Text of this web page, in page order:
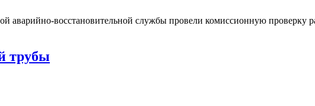
восстановительной службы провели комиссионную проверку
трубы